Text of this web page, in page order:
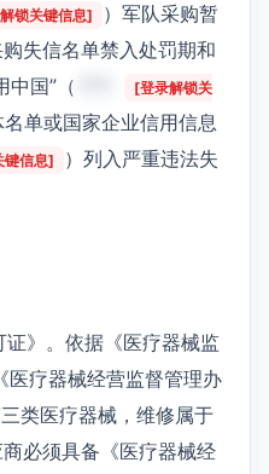
锁关键信息]
）军队采购暂
失信名单禁入处罚期和
中国”（
[登录解锁关
单或国家企业信用信息
键信息]
）列入严重违法失
》。依据《医疗器械监
疗器械经营监督管理办
类医疗器械，维修属于
必须具备《医疗器械经